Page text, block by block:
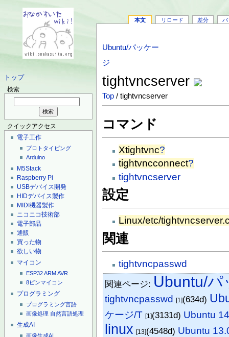
トップ
検索
クイックアクセス
電子工作
プロトタイピング
Arduino
M5Stack
Raspberry Pi
USBデバイス開発
HIDデバイス製作
MIDI機器製作
ニコニコ技術部
電子部品
通販
買った物
欲しい物
マイコン
ESP32ARMAVR
8ピンマイコン
プログラミング
プログラミング言語
画像処理 自然言語処理
生成AI
画像生成AI
本文 リロード 差分 バ
Ubuntu/パッケー
ジ
tightvncserver
Top / tightvncserver
コマンド
Xtightvnc?
tightvncconnect?
tightvncserver
設定
Linux/etc/
関連
tightvncpasswd
関連ページ: Ubuntu/パ
tightvncpasswd [1](634d)
ケージ/T [1](3131d) Ubuntu
linux [13](4548d) Ubuntu